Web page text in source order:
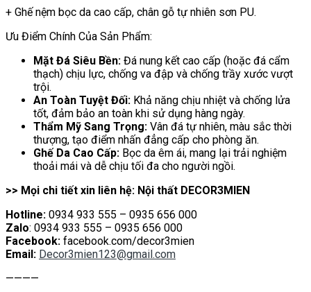
+ Ghế nệm bọc da cao cấp, chân gỗ tự nhiên sơn PU.
Ưu Điểm Chính Của Sản Phẩm:
Mặt Đá Siêu Bền: Đá nung kết cao cấp (hoặc đá cẩm
thạch) chịu lực, chống va đập và chống trầy xước vượt
trội.
An Toàn Tuyệt Đối: Khả năng chịu nhiệt và chống lửa
tốt, đảm bảo an toàn khi sử dụng hàng ngày.
Thẩm Mỹ Sang Trọng: Vân đá tự nhiên, màu sắc thời
thượng, tạo điểm nhấn đẳng cấp cho phòng ăn.
Ghế Da Cao Cấp: Bọc da êm ái, mang lại trải nghiệm
thoải mái và dễ chịu tối đa cho người ngồi.
>> Mọi chi tiết xin liên hệ: Nội thất DECOR3MIEN
Hotline: 0934 933 555 – 0935 656 000
Zalo: 0934 933 555 – 0935 656 000
Facebook: facebook.com/decor3mien
Email: Decor3mien123@gmail.com
————